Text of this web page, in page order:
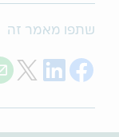
שתפו מאמר זה
Facebook